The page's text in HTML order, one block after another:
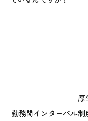
厚
勤務間インターバル制